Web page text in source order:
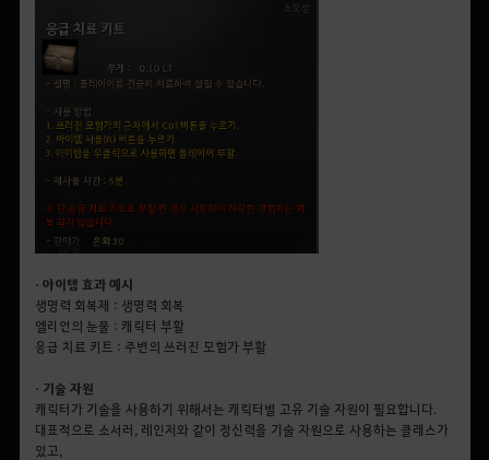
• 아이템 효과 예시
생명력 회복제 : 생명력 회복
엘리언의 눈물 : 캐릭터 부활
응급 치료 키트 : 주변의 쓰러진 모험가 부활
• 기술 자원
캐릭터가 기술을 사용하기 위해서는 캐릭터별 고유 기술 자원이 필요합니다.
대표적으로 소서러, 레인저와 같이 정신력을 기술 자원으로 사용하는 클래스가
있고,